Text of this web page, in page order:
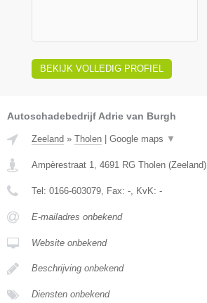
BEKIJK VOLLEDIG PROFIEL
Autoschadebedrijf Adrie van Burgh
Zeeland » Tholen | Google maps ▼
Ampèrestraat 1 4691 RG Tholen (Zeeland)
Tel: 0166-603079 , Fax: - , KvK: -
E-mailadres onbekend
Website onbekend
Beschrijving onbekend
Diensten onbekend